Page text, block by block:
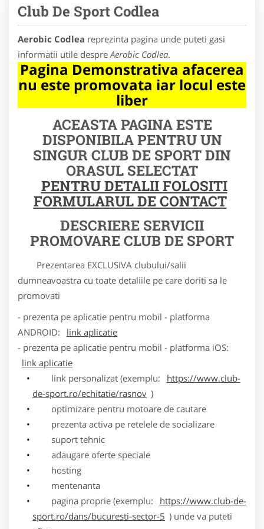
Club De Sport Codlea
Aerobic Codlea reprezinta pagina unde puteti gasi
informatii utile despre Aerobic Codlea.
Pagina Demonstrativa afacerea
nu este promovata iar locul este
liber
ACEASTA PAGINA ESTE
DISPONIBILA PENTRU UN
SINGUR CLUB DE SPORT DIN
ORASUL SELECTAT
PENTRU DETALII FOLOSITI
FORMULARUL DE CONTACT
DESCRIERE SERVICII
PROMOVARE CLUB DE SPORT
Prezentarea EXCLUSIVA clubului/salii
dumneavoastra cu toate detaliile pe care doriti sa le
promovati
- prezenta pe aplicatie pentru mobil - platforma
ANDROID:
link aplicatie
- prezenta pe aplicatie pentru mobil - platforma iOS:
link aplicatie
link personalizat (exemplu:
https://www.club-
de-sport.ro/echitatie/rasnov )
optimizare pentru motoare de cautare
prezenta activa pe retelele de socializare
suport tehnic
adaugare oferte speciale
hosting
mentenanta
pagina proprie (exemplu:
https://www.club-de-
sport.ro/dans/bucuresti-sector-5 ) unde va puteti